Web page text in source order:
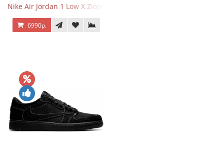
Nike Air Jordan 1 Low X Zion Williamson Voodoo
6990р.